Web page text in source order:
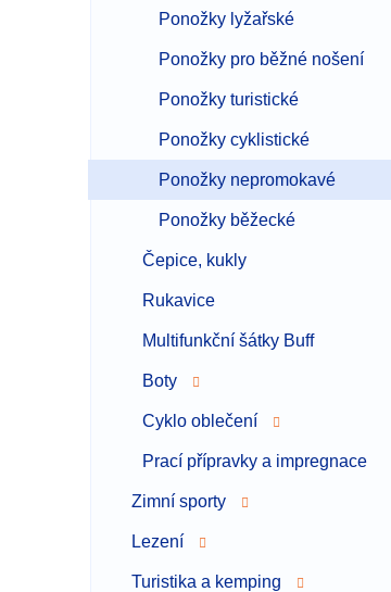
Ponožky lyžařské
Ponožky pro běžné nošení
Ponožky turistické
Ponožky cyklistické
Ponožky nepromokavé
Ponožky běžecké
Čepice, kukly
Rukavice
Multifunkční šátky Buff
Boty
Cyklo oblečení
Prací přípravky a impregnace
Zimní sporty
Lezení
Turistika a kemping